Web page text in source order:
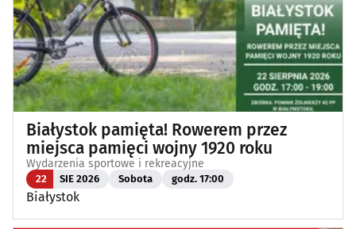
Białystok pamięta! Rowerem przez
miejsca pamięci wojny 1920 roku
Wydarzenia sportowe i rekreacyjne
22 SIE 2026 Sobota godz. 17:00
Białystok